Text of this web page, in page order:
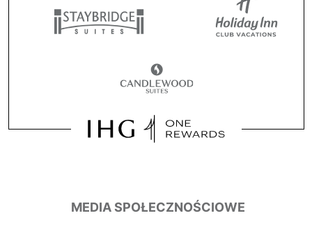
MEDIA SPOŁECZNOŚCIOWE